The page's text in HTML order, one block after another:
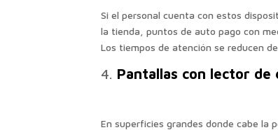
Si el personal cuenta con estos
la tienda, puntos de auto pago con
Los tiempos de atención se reducen
Pantallas con lector de
En superficies grandes donde cabe la